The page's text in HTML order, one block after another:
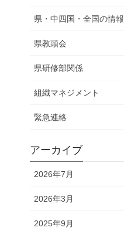
県・中四国・全国の情報
県教頭会
県研修部関係
組織マネジメント
緊急連絡
アーカイブ
2026年7月
2026年3月
2025年9月